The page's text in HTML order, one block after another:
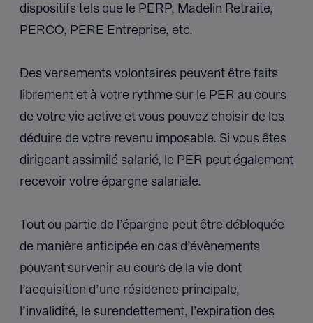
dispositifs tels que le PERP, Madelin Retraite,
PERCO, PERE Entreprise, etc.
Des versements volontaires peuvent être faits
librement et à votre rythme sur le PER au cours
de votre vie active et vous pouvez choisir de les
déduire de votre revenu imposable. Si vous êtes
dirigeant assimilé salarié, le PER peut également
recevoir votre épargne salariale.
Tout ou partie de l’épargne peut être débloquée
de manière anticipée en cas d’évènements
pouvant survenir au cours de la vie dont
l’acquisition d’une résidence principale,
l’invalidité, le surendettement, l’expiration des